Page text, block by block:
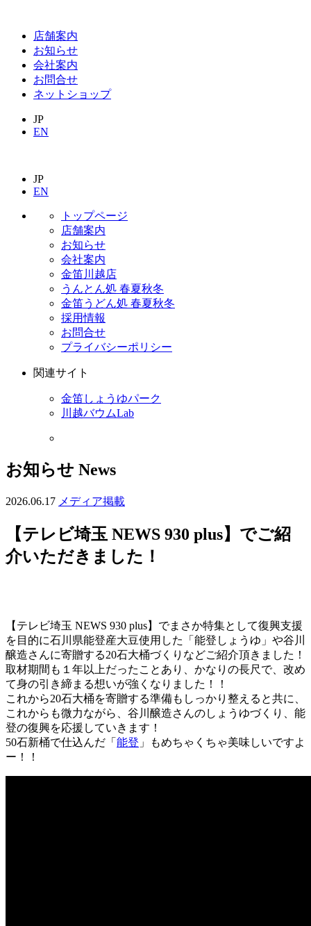
店舗案内
お知らせ
会社案内
お問合せ
ネットショップ
JP
EN
JP
EN
トップページ
店舗案内
お知らせ
会社案内
金笛川越店
うんとん処 春夏秋冬
金笛うどん処 春夏秋冬
採用情報
お問合せ
プライバシーポリシー
関連サイト
金笛しょうゆパーク
川越バウムLab
お知らせ News
2026.06.17 メディア掲載
【テレビ埼玉 NEWS 930 plus】でご紹
介いただきました！
【テレビ埼玉 NEWS 930 plus】でまさか特集として復興支援
を目的に石川県能登産大豆使用した「能登しょうゆ」や谷川
醸造さんに寄贈する20石大桶づくりなどご紹介頂きました！
取材期間も１年以上だったことあり、かなりの長尺で、改め
て身の引き締まる想いが強くなりました！！
これから20石大桶を寄贈する準備もしっかり整えると共に、
これからも微力ながら、谷川醸造さんのしょうゆづくり、能
登の復興を応援していきます！
50石新桶で仕込んだ「 能登 」もめちゃくちゃ美味しいですよ
ー！！